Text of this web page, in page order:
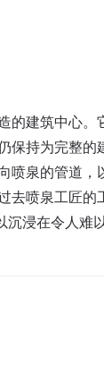
的建筑中心
保持为完整
喷泉的管道
去喷泉工匠
浸在令人难